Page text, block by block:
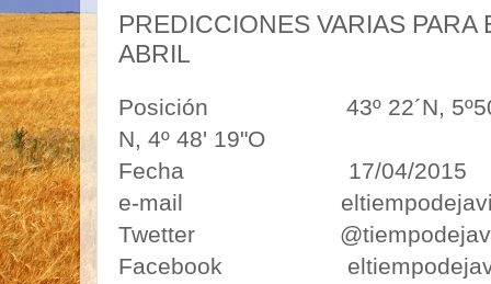
PREDICCIONES VARIAS
ABRIL
Posición 43º 22´N,
N, 4º 48' 19"O
Fecha 17/04/2015
e-mail
Twetter
Facebook